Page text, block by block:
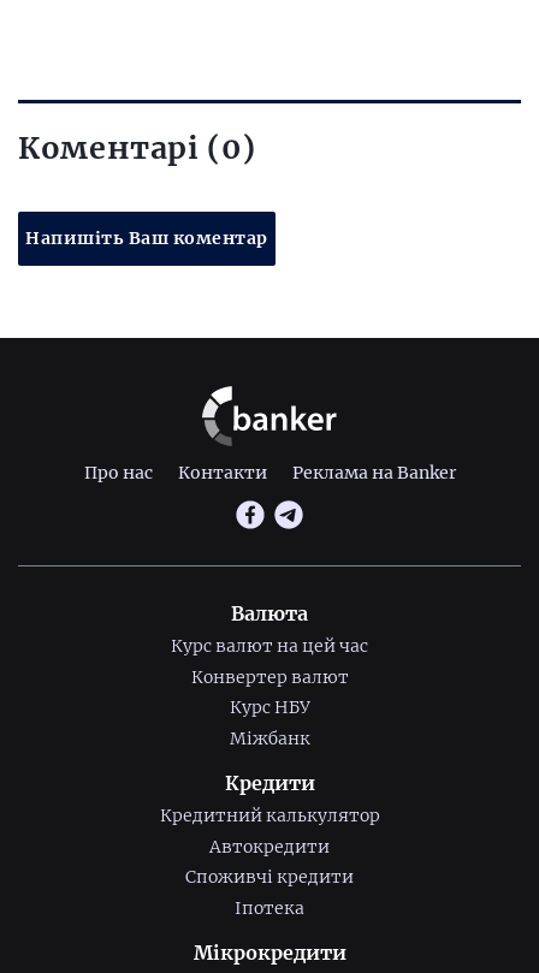
Коментарі (0)
Напишіть Ваш коментар
Про нас Контакти Реклама на Banker
Валюта
Курс валют на цей час
Конвертер валют
Курс НБУ
Міжбанк
Кредити
Кредитний калькулятор
Автокредити
Споживчі кредити
Іпотека
Мікрокредити